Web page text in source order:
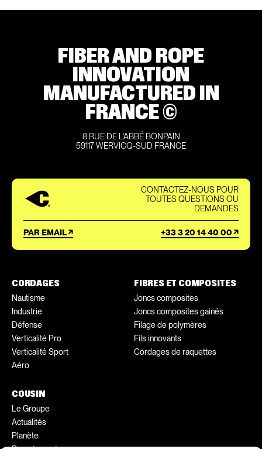
FIBER AND ROPE
INNOVATION
MANUFACTURED IN
FRANCE ©
8 RUE DE L’ABBÉ BONPAIN
59117 WERVICQ-SUD FRANCE
CONTACTEZ-NOUS POUR
TOUTES QUESTIONS OU
DEMANDES
PAR EMAIL +33 3 20 14 40 00
CORDAGES
Nautisme
Industrie
Défense
Verticalité Pro
Verticalité Sport
Aéro
FIBRES ET COMPOSITES
Joncs composites
Joncs composites gainés
Filage de polymères
Fils innovants
Cordages de raquettes
COUSIN
Le Groupe
Actualités
Planète